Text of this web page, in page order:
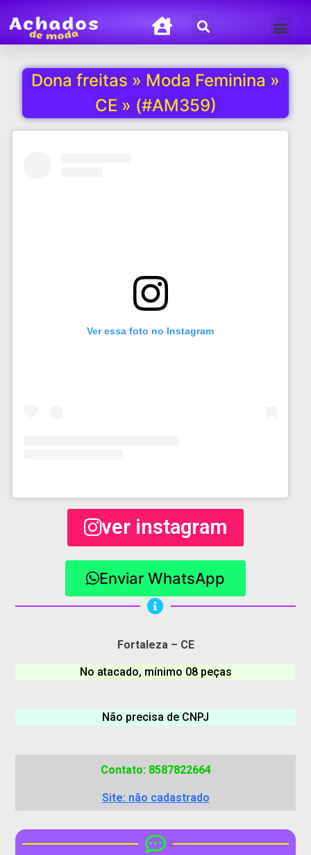
Dona freitas » Moda Feminina »
CE » (#AM359)
Ver essa foto no Instagram
ver instagram
Enviar WhatsApp
Fortaleza – CE
No atacado, mínimo 08 peças
Não precisa de CNPJ
Contato: 8587822664
Site: não cadastrado